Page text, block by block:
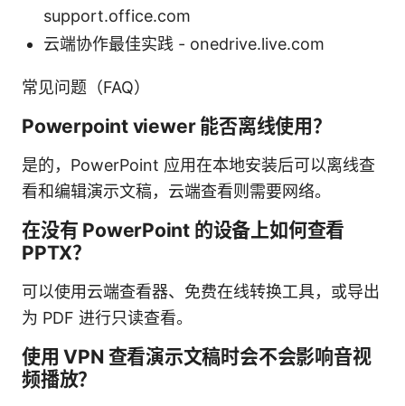
support.office.com
云端协作最佳实践 - onedrive.live.com
常见问题（FAQ）
Powerpoint viewer 能否离线使用？
是的，PowerPoint 应用在本地安装后可以离线查
看和编辑演示文稿，云端查看则需要网络。
在没有 PowerPoint 的设备上如何查看
PPTX？
可以使用云端查看器、免费在线转换工具，或导出
为 PDF 进行只读查看。
使用 VPN 查看演示文稿时会不会影响音视
频播放？